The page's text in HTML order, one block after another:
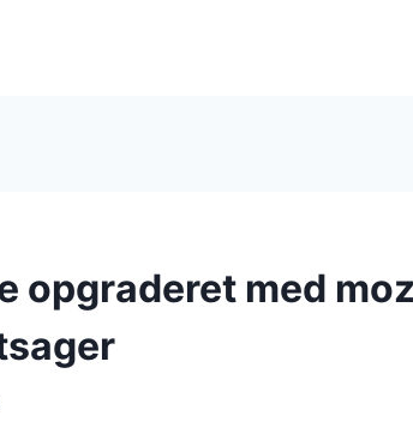
opgraderet med